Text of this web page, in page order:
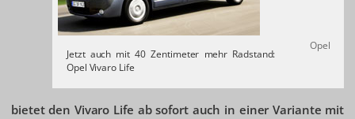
Opel
Jetzt auch mit 40 Zentimeter mehr Radstand:
Opel Vivaro Life
bietet den Vivaro Life ab sofort auch in einer Variante mit